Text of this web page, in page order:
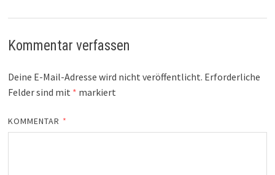
Kommentar verfassen
Deine E-Mail-Adresse wird nicht veröffentlicht. Erforderliche
Felder sind mit * markiert
KOMMENTAR *